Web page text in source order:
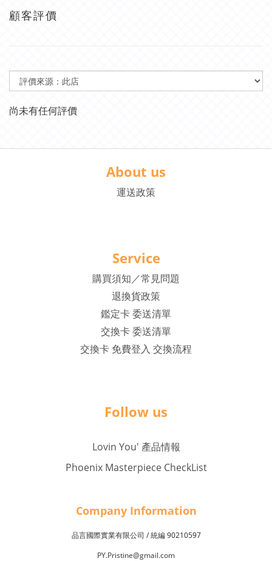
顧客評價
尚未有任何評價
About us
運送政策
Service
購買須知／常見問題
退換貨政策
鑑定卡 委送清單
交換卡 委送清單
交換卡 免費登入 交換流程
Follow us
Lovin You' 產品情報
Phoenix Masterpiece CheckList
Company Information
品言國際實業有限公司 /統編90210597
PY.Pristine@gmail.com